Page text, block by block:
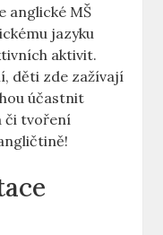
anglické MŠ
jazyku
aktivit.
děti zde zažívají
účastnit
či tvoření